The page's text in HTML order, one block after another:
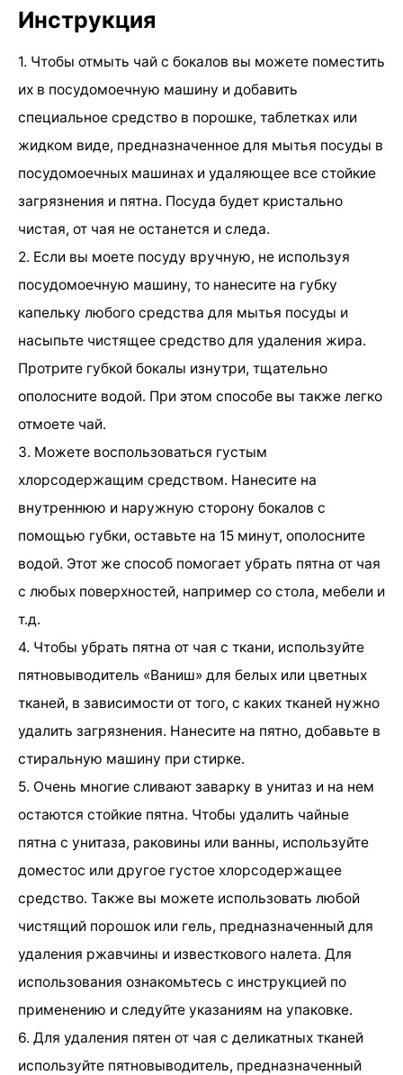
Инструкция
1. Чтобы отмыть чай с бокалов вы можете поместить
их в посудомоечную машину и добавить
специальное средство в порошке, таблетках или
жидком виде, предназначенное для мытья посуды в
посудомоечных машинах и удаляющее все стойкие
загрязнения и пятна. Посуда будет кристально
чистая, от чая не останется и следа.
2. Если вы моете посуду вручную, не используя
посудомоечную машину, то нанесите на губку
капельку любого средства для мытья посуды и
насыпьте чистящее средство для удаления жира.
Протрите губкой бокалы изнутри, тщательно
ополосните водой. При этом способе вы также легко
отмоете чай.
3. Можете воспользоваться густым
хлорсодержащим средством. Нанесите на
внутреннюю и наружную сторону бокалов с
помощью губки, оставьте на 15 минут, ополосните
водой. Этот же способ помогает убрать пятна от чая
с любых поверхностей, например со стола, мебели и
т.д.
4. Чтобы убрать пятна от чая с ткани, используйте
пятновыводитель «Ваниш» для белых или цветных
тканей, в зависимости от того, с каких тканей нужно
удалить загрязнения. Нанесите на пятно, добавьте в
стиральную машину при стирке.
5. Очень многие сливают заварку в унитаз и на нем
остаются стойкие пятна. Чтобы удалить чайные
пятна с унитаза, раковины или ванны, используйте
доместос или другое густое хлорсодержащее
средство. Также вы можете использовать любой
чистящий порошок или гель, предназначенный для
удаления ржавчины и известкового налета. Для
использования ознакомьтесь с инструкцией по
применению и следуйте указаниям на упаковке.
6. Для удаления пятен от чая с деликатных тканей
используйте пятновыводитель, предназначенный